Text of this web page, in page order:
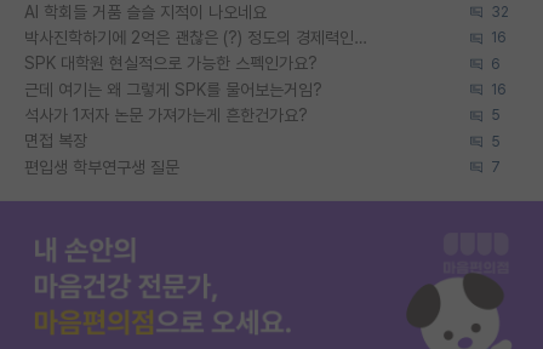
AI 학회들 거품 슬슬 지적이 나오네요 32
박사진학하기에 2억은 괜찮은 (?) 정도의 경제력인가요 16
SPK 대학원 현실적으로 가능한 스펙인가요? 6
근데 여기는 왜 그렇게 SPK를 물어보는거임? 16
석사가 1저자 논문 가져가는게 흔한건가요? 5
면접 복장 5
편입생 학부연구생 질문 7